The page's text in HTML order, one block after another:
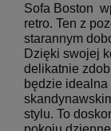
Sofa Boston
retro. Ten z
starannym
Dzięki swojej
delikatnie
będzie
stylu. To